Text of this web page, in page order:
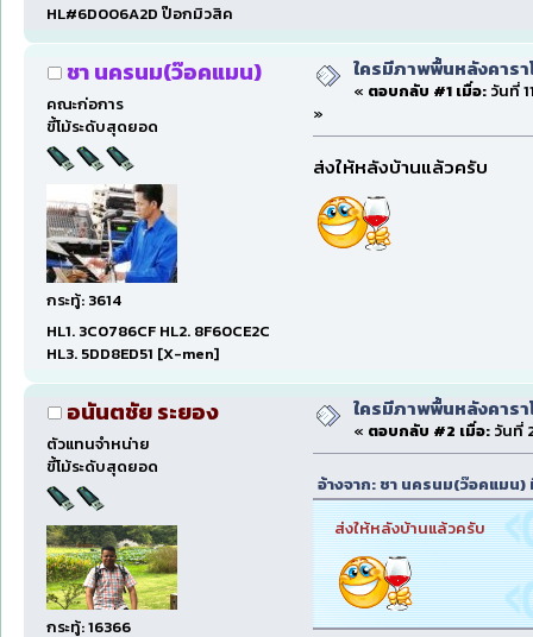
HL#6D006A2D ป๊อกมิวสิค
ชา นครนม(ว๊อคแมน)
คณะก่อการ
ขี้โม้ระดับสุดยอด
กระทู้: 3614
HL1. 3C0786CF HL2. 8F60CE2C
HL3. 5DD8ED51 [X-men]
ใครมีภาพพื้นหลังคาร
« ตอบกลับ #1 เมื่อ:วันที่
»
ส่งให้หลังบ้านแล้วครับ
อนันตชัย ระยอง
ตัวแทนจำหน่าย
ขี้โม้ระดับสุดยอด
กระทู้: 16366
ใครมีภาพพื้นหลังคาร
« ตอบกลับ #2 เมื่อ:วันที่
อ้างจาก: ชา นครนม(ว๊อคแมน)
ส่งให้หลังบ้านแล้วครับ